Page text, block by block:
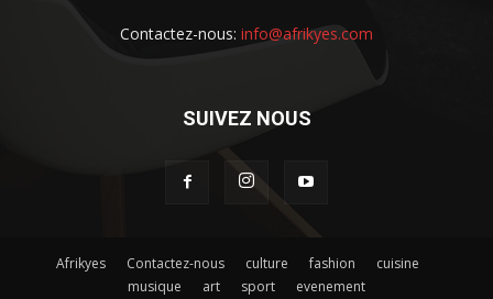
Contactez-nous: info@afrikyes.com
SUIVEZ NOUS
Afrikyes Contactez-nous culture fashion
cuisine
musique
art sport evenement